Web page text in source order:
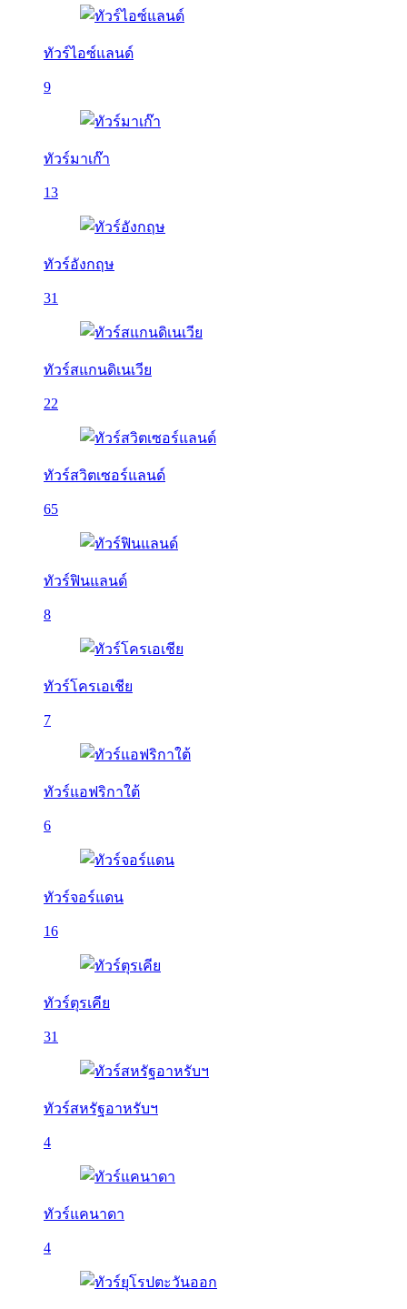
ทัวร์ไอซ์แลนด์
9
ทัวร์มาเก๊า
13
ทัวร์อังกฤษ
31
ทัวร์สแกนดิเนเวีย
22
ทัวร์สวิตเซอร์แลนด์
65
ทัวร์ฟินแลนด์
8
ทัวร์โครเอเชีย
7
ทัวร์แอฟริกาใต้
6
ทัวร์จอร์แดน
16
ทัวร์ตุรเคีย
31
ทัวร์สหรัฐอาหรับฯ
4
ทัวร์แคนาดา
4